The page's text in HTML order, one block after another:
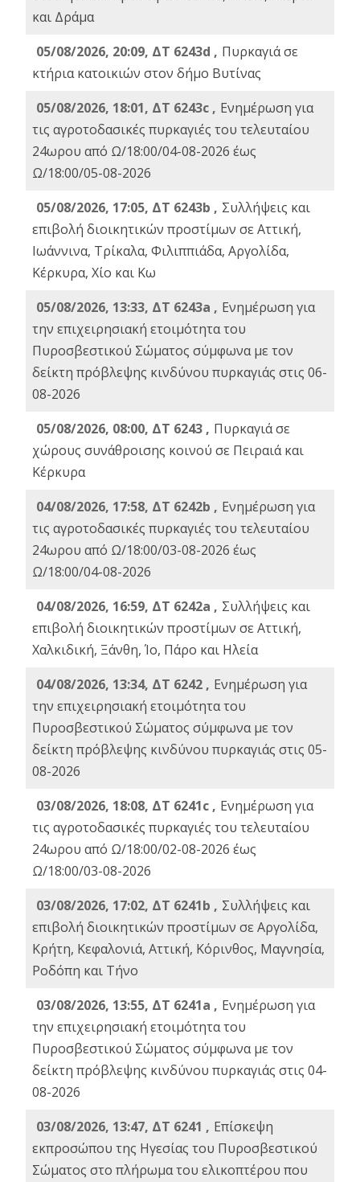
και Δράμα
05/08/2026, 20:09, ΔΤ 6243d , Πυρκαγιά σε
κτήρια κατοικιών στον δήμο Βυτίνας
05/08/2026, 18:01, ΔΤ 6243c , Ενημέρωση για
τις αγροτοδασικές πυρκαγιές του τελευταίου
24ωρου από Ω/18:00/04-08-2026 έως
Ω/18:00/05-08-2026
05/08/2026, 17:05, ΔΤ 6243b , Συλλήψεις και
επιβολή διοικητικών προστίμων σε Αττική,
Ιωάννινα, Τρίκαλα, Φιλιππιάδα, Αργολίδα,
Κέρκυρα, Χίο και Κω
05/08/2026, 13:33, ΔΤ 6243a , Ενημέρωση για
την επιχειρησιακή ετοιμότητα του
Πυροσβεστικού Σώματος σύμφωνα με τον
δείκτη πρόβλεψης κινδύνου πυρκαγιάς στις 06-
08-2026
05/08/2026, 08:00, ΔΤ 6243 , Πυρκαγιά σε
χώρους συνάθροισης κοινού σε Πειραιά και
Κέρκυρα
04/08/2026, 17:58, ΔΤ 6242b , Ενημέρωση για
τις αγροτοδασικές πυρκαγιές του τελευταίου
24ωρου από Ω/18:00/03-08-2026 έως
Ω/18:00/04-08-2026
04/08/2026, 16:59, ΔΤ 6242a , Συλλήψεις και
επιβολή διοικητικών προστίμων σε Αττική,
Χαλκιδική, Ξάνθη, Ίο, Πάρο και Ηλεία
04/08/2026, 13:34, ΔΤ 6242 , Ενημέρωση για
την επιχειρησιακή ετοιμότητα του
Πυροσβεστικού Σώματος σύμφωνα με τον
δείκτη πρόβλεψης κινδύνου πυρκαγιάς στις 05-
08-2026
03/08/2026, 18:08, ΔΤ 6241c , Ενημέρωση για
τις αγροτοδασικές πυρκαγιές του τελευταίου
24ωρου από Ω/18:00/02-08-2026 έως
Ω/18:00/03-08-2026
03/08/2026, 17:02, ΔΤ 6241b , Συλλήψεις και
επιβολή διοικητικών προστίμων σε Αργολίδα,
Κρήτη, Κεφαλονιά, Αττική, Κόρινθος, Μαγνησία,
Ροδόπη και Τήνο
03/08/2026, 13:55, ΔΤ 6241a , Ενημέρωση για
την επιχειρησιακή ετοιμότητα του
Πυροσβεστικού Σώματος σύμφωνα με τον
δείκτη πρόβλεψης κινδύνου πυρκαγιάς στις 04-
08-2026
03/08/2026, 13:47, ΔΤ 6241 , Επίσκεψη
εκπροσώπου της Ηγεσίας του Πυροσβεστικού
Σώματος στο πλήρωμα του ελικοπτέρου που